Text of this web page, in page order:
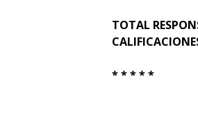
TOTAL
* * * * *